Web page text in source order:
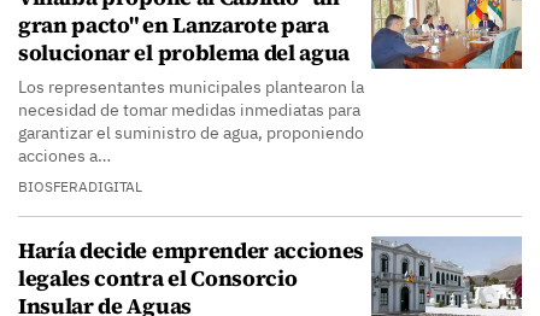
gran pacto" en Lanzarote para
solucionar el problema del agua
Los representantes municipales plantearon la
necesidad de tomar medidas inmediatas para
garantizar el suministro de agua, proponiendo
acciones a…
BIOSFERADIGITAL
Haría decide emprender acciones
legales contra el Consorcio
Insular de Aguas